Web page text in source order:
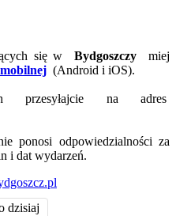
się wBydgoszczy miej
(Android i iOS).
przesyłajcie na adres
ponosi odpowiedzialności za
i dat wydarzeń.
dzisiaj